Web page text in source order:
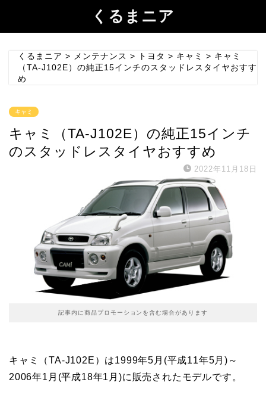
くるまニア
くるまニア > メンテナンス > トヨタ > キャミ > キャミ
（TA-J102E）の純正15インチのスタッドレスタイヤおすす
め
キャミ
キャミ（TA-J102E）の純正15インチ
のスタッドレスタイヤおすすめ
2022年11月18日
記事内に商品プロモーションを含む場合があります
キャミ（TA-J102E）は1999年5月(平成11年5月)～
2006年1月(平成18年1月)に販売されたモデルです。